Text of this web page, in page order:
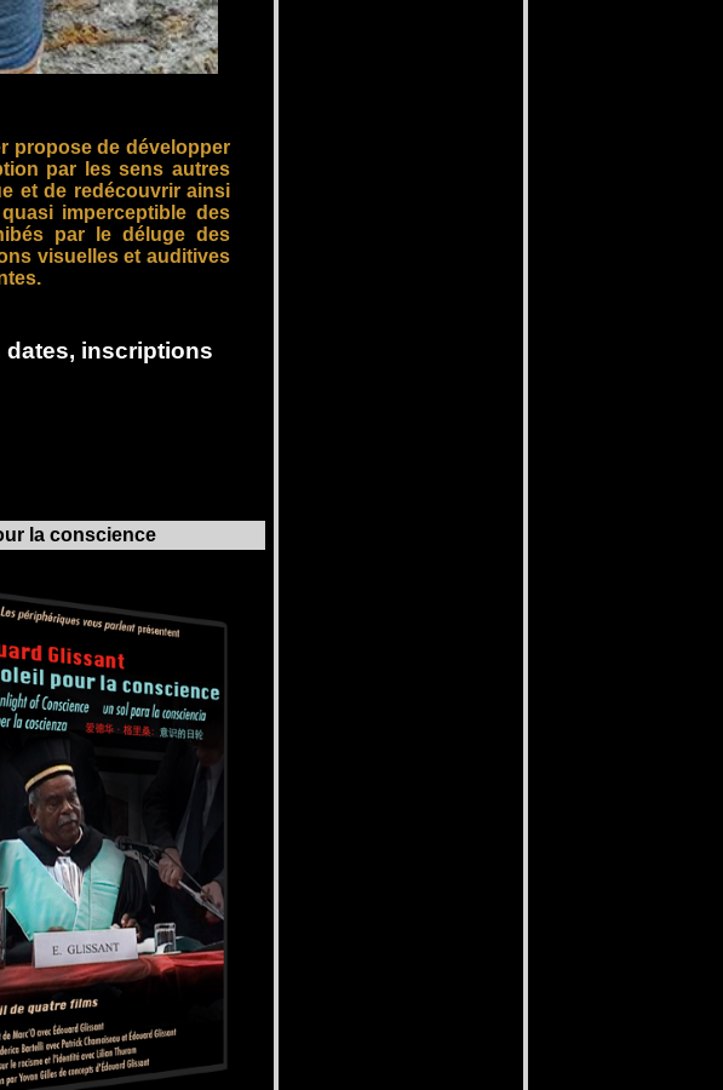
propose de développer
par les sens autres
et de redécouvrir ainsi
imperceptible des
par le déluge des
visuelles et auditives
dates, inscriptions
la conscience